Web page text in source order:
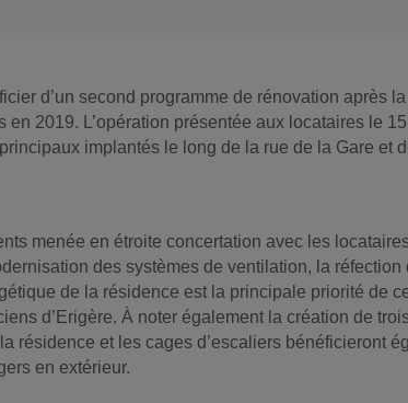
d’un second programme de rénovation après
en 2019. L’opération présentée aux locataires le
implantés le long de la rue de la Gare et
menée en étroite concertation avec les
des systèmes de ventilation, la
de la résidence est la principale priorité de
d’Erigère. À noter également la création de
résidence et les cages d’escaliers bénéficieront
en extérieur.